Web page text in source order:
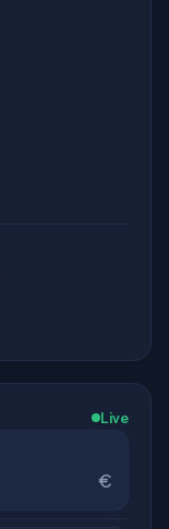
Live
€